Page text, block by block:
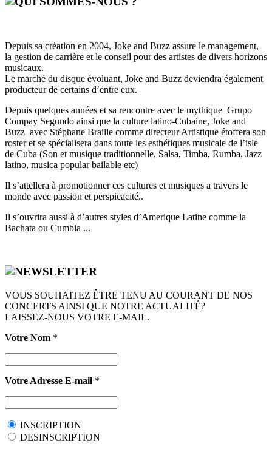
Depuis sa création en 2004, Joke and Buzz assure le management,
la gestion de carrière et le conseil pour des artistes de divers horizons
musicaux.
Le marché du disque évoluant, Joke and Buzz deviendra également
producteur de certains d’entre eux.
Depuis quelques années et sa rencontre avec le mythique Grupo
Compay Segundo ainsi que la culture latino-Cubaine, Joke and
Buzz avec Stéphane Braille comme directeur Artistique étoffera son
roster et se spécialisera dans toute les esthétiques musicale de l’isle
de Cuba (Son et musique traditionnelle, Salsa, Timba, Rumba, Jazz
latino, musica popular bailable etc)
Il s’attellera à promotionner ces cultures et musiques a travers le
monde avec passion et perspicacité..
Il s’ouvrira aussi à d’autres styles d’Amerique Latine comme la
Bachata ou Cumbia ...
VOUS SOUHAITEZ ÊTRE TENU AU COURANT DE NOS
CONCERTS AINSI QUE NOTRE ACTUALITÉ?
LAISSEZ-NOUS VOTRE E-MAIL.
Votre Nom *
Votre Adresse E-mail *
INSCRIPTION
DESINSCRIPTION